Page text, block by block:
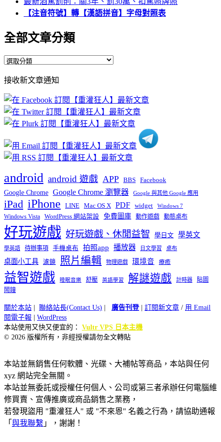
【注音符號】轉【漢語拼音】字母對照表
全部文章分類
全
文
章
分
類
接收新文章通知
android android 遊戲 APP BBS Facebook
Google Chrome Google Chrome 瀏覽器 Google 與其他 Google 應用
iPad iPhone LINE Mac OS X PDF widget Windows 7
Windows Vista WordPress 網站架設 免費圖庫 動作遊戲 動態桌布
好玩遊戲 好玩遊戲、休閒益智 學日文 學英文
學英語 待辦事項 手機桌布 拍照app 播放器 日文學習 桌布
桌面小工具 濾鏡 照片編輯 物理遊戲 環境音 療癒
益智遊戲 睡眠音樂 舒壓 英語學習 解謎遊戲 計時器
貼圖
鬧鐘
關於本站 聯絡站長(Contact Us) 廣告刊登| 訂閱新文章 / 用 Email
閱電子報
WordPress
本站使用又快又便宜的： Vultr VPS 日本主機
© 2026 版權所有，非經授權請勿全文轉貼
本站並無銷售任何軟體、光碟、大補帖等商品，本站與任何
xyz 網站完全無關。
本站並無委託或授權任何個人、公司或第三者承辦任何電腦維
修買賣、宣傳推廣或商品銷售之業務，
若發現盜用 "重灌狂人" 或 "不來恩" 名義之行為，請協助通報
「 與我聯繫 」，謝謝！